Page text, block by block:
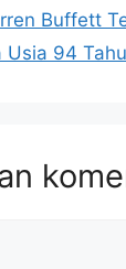
Buffett
Usia 94